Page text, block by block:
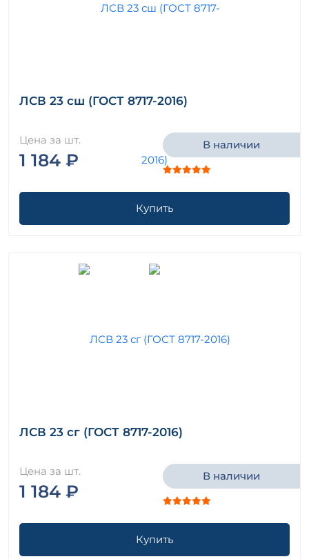
ЛСВ 23 сш (ГОСТ 8717-2016)
Цена за шт.
1 184 ₽
В наличии
Купить
ЛСВ 23 сг (ГОСТ 8717-2016)
Цена за шт.
1 184 ₽
В наличии
Купить